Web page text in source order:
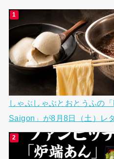
しゃぶしゃぶとおとうふの「
Saigon」が8月8日（土）レ